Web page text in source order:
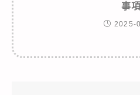
事項
2025-